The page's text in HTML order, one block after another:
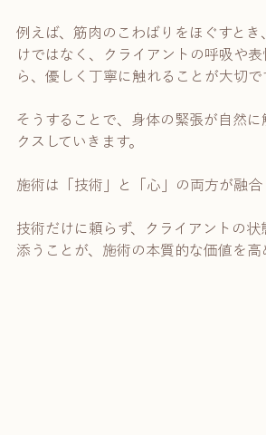
例えば、筋肉のこわばりをほぐすとき
けではなく、クライアントの呼吸や
ら、優しく丁寧に触れることが大切で
そうすることで、身体の緊張が自然に
クスしていきます。
施術は「技術」と「心」の両方が融合
技術だけに頼らず、クライアントの状
添うことが、施術の本質的な価値を高